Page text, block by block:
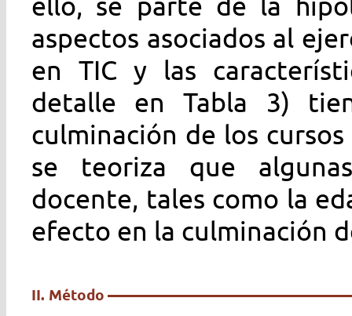
aspectos asociados al
en TIC y las
detalle en Tabla 3)
culminación de los
se teoriza que
docente, tales como la
efecto en la culminación
II. Método